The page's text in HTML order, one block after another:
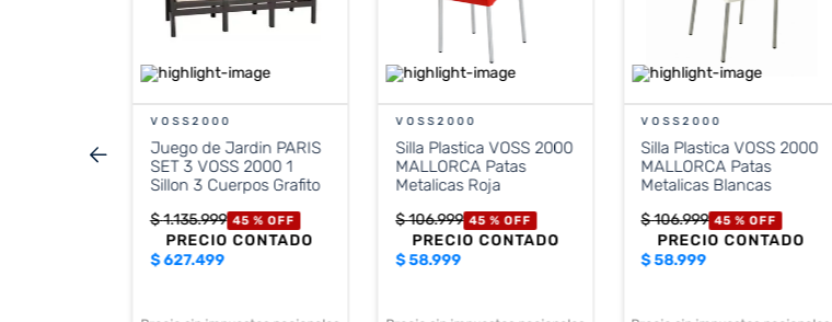
nacionales
VOSS2000
Juego de Jardin PARIS
SET 3 VOSS 2000 1
Sillon 3 Cuerpos Grafito
$1.135.999 45 %OFF
PRECIO CONTADO
$627.499
VOSS2000
Silla Plastica VOSS 2000
MALLORCA Patas
Metalicas Roja
$106.999 45 % OFF
PRECIO CONTADO
$58.999
VOSS2000
Silla Plastica VOSS 2000
MALLORCA Patas
Metalicas Blancas
$106.999 45 % OFF
PRECIO CONTADO
$58.999